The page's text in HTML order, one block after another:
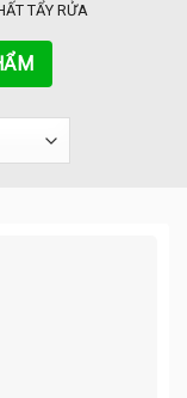
TẨY RỬA